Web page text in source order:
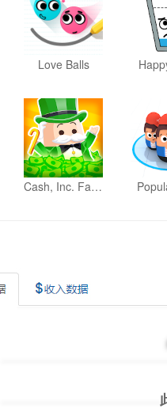
Love Balls
Cash, Inc. Fame & Fortune Game